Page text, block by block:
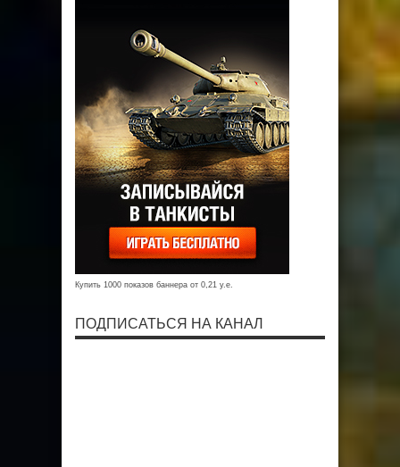
Купить 1000 показов баннера от 0,21 у.е.
ПОДПИСАТЬСЯ НА КАНАЛ